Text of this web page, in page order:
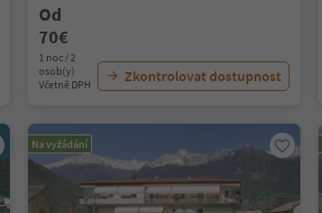
Od
70€
1 noc / 2
osob(y)
Včetně DPH
Zkontrolovat dostupnost
Na vyžádání